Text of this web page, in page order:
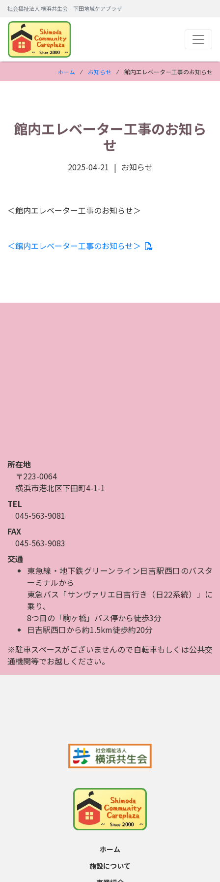
社会福祉法人 横浜共生会 下田地域ケアプラザ
ホーム ⁄ お知らせ ⁄ 館内エレベーター工事のお知らせ
館内エレベーター工事のお知ら
せ
2025-04-21 お知らせ
＜館内エレベーター工事のお知らせ＞
＜館内エレベーター工事のお知らせ＞
所在地
〒223-0064
横浜市港北区下田町4-1-1
TEL
045-563-9081
FAX
045-563-9083
交通
東急線・地下鉄グリーンライン日吉駅西口のバスタ
ーミナルから
東急バス「サンヴァリエ日吉行き（日22系統）」に
乗り、
8つ目の「駒ヶ橋」バス停から徒歩3分
日吉駅西口から約1.5km徒歩約20分
※駐車スペースがございませんので自転車もしくは公共交
通機関等でお越しください。
ホーム
施設について